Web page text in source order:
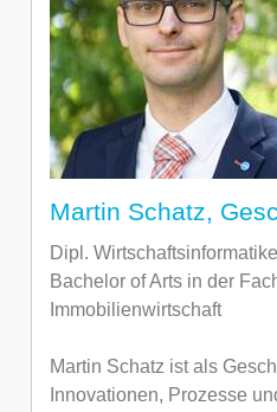
Martin Schatz,
Dipl.
Bachelor of Arts in der
Immobilienwirtschaft
Martin Schatz ist als
Innovationen, Prozesse